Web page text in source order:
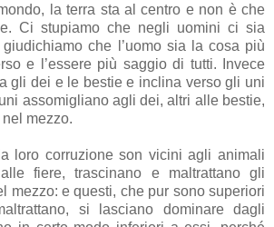
la terra sta al centro e non è che
Ci stupiamo che negli uomini ci sia
giudichiamo che l’uomo sia la cosa più
e l’essere più saggio di tutti. Invece
gli dei e le bestie e inclina verso gli uni
assomigliano agli dei, altri alle bestie,
mezzo.
loro corruzione son vicini agli animali
fiere, trascinano e maltrattano gli
mezzo: e questi, che pur sono superiori
si lasciano dominare dagli